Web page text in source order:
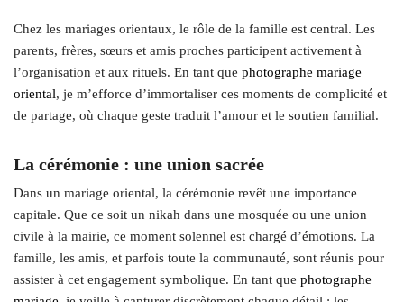
Chez les mariages orientaux, le rôle de la famille est central. Les
parents, frères, sœurs et amis proches participent activement à
l’organisation et aux rituels. En tant que photographe mariage
oriental, je m’efforce d’immortaliser ces moments de complicité et
de partage, où chaque geste traduit l’amour et le soutien familial.
La cérémonie : une union sacrée
Dans un mariage oriental, la cérémonie revêt une importance
capitale. Que ce soit un nikah dans une mosquée ou une union
civile à la mairie, ce moment solennel est chargé d’émotions. La
famille, les amis, et parfois toute la communauté, sont réunis pour
assister à cet engagement symbolique. En tant que photographe